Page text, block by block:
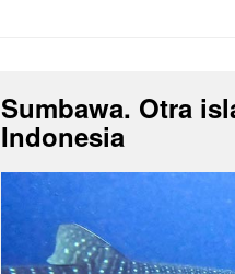
Sumbawa. Otra
Indonesia